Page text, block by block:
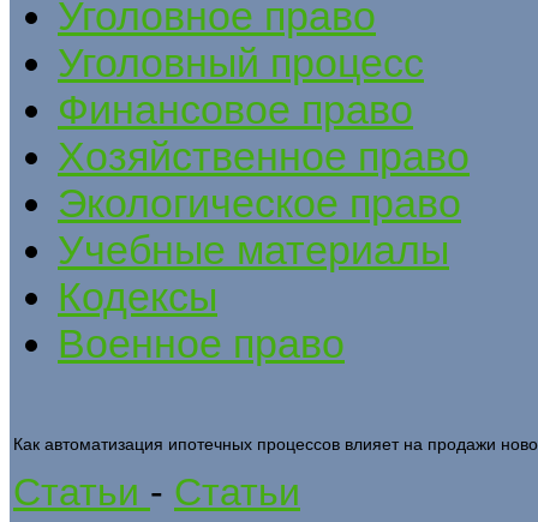
Уголовное право
Уголовный процесс
Финансовое право
Хозяйственное право
Экологическое право
Учебные материалы
Кодексы
Военное право
Как автоматизация ипотечных процессов влияет на продажи
Статьи - Статьи